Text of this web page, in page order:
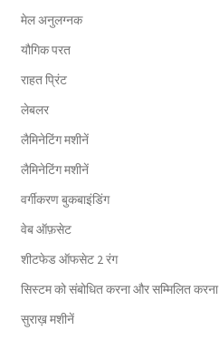
मेल अनुलग्नक
यौगिक परत
राहत प्रिंट
लेबलर
लैमिनेटिंग मशीनें
लैमिनेटिंग मशीनें
वर्गीकरण बुकबाइंडिंग
वेब ऑफ़सेट
शीटफेड ऑफसेट 2 रंग
सिस्टम को संबोधित करना और सम्मिलित करना
सुराख़ मशीनें